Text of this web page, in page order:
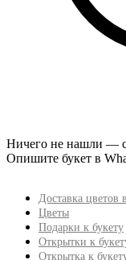
Ничего не нашли —
Опишите букет в
Доставка цветов
Цветы
Подарки к букету
Открытки к
Открытка к